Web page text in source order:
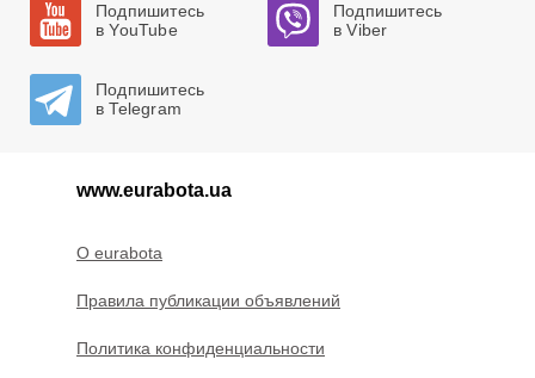
Подпишитесь
в YouTube
Подпишитесь
в Viber
Подпишитесь
в Telegram
www.eurabota.ua
O eurabota
Правила публикации объявлений
Политика конфиденциальности